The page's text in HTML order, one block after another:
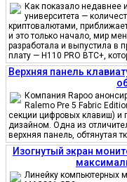
Как показало недавнее
университета —
криптовалютами,
и это только начало, мир
разработала и выпустила в
плату — H110 PRO BTC+,
Верхняя панель
Компания Rapoo
Ralemo Pre 5 Fabric
секции цифровых клавиш) и
дизайном. Одна из
верхняя панель, обтянутая
Изогнутый экран
Линейку компьютерных